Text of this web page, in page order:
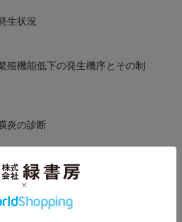
生状況
機能低下の発生機序とその制
炎の診断
膜炎の治療
けた飼養管理からのアプローチの一